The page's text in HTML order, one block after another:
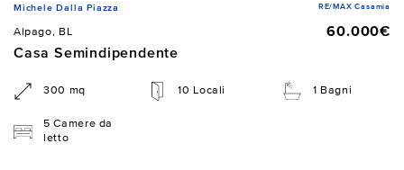
Michele Dalla Piazza RE/MAX Casamia
Alpago, BL
60.000€
Casa Semindipendente
300 mq 10 Locali 1 Bagni
5 Camere da
letto